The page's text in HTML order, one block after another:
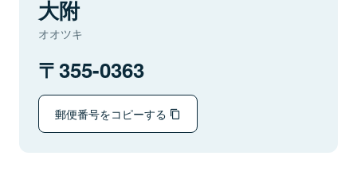
大附
オオツキ
355-0363
郵便番号をコピーする